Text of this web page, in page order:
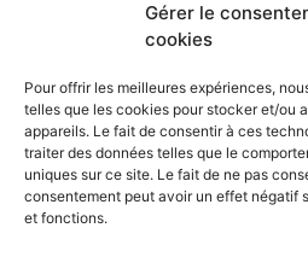
Gérer le
cookies
Pour offrir les meilleures expériences,
telles que les cookies pour stocker et/ou
appareils. Le fait de consentir à ces
traiter des données telles que le
uniques sur ce site. Le fait de ne pas
consentement peut avoir un effet négatif
et fonctions.
Adresse email*
En vous inscrivant, vous
conformer à la